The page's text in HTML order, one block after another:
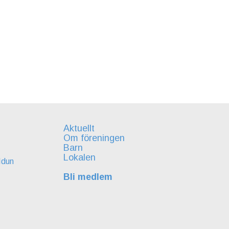
Aktuellt
Om föreningen
Barn
Lokalen
Bli medlem